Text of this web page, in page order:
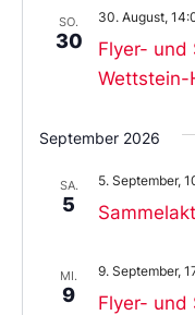
SO.
30
Flyer- und
Wettstein-
30. August,
September 2026
SA.
5
5. September,
MI.
9
Flyer- und
9. September,